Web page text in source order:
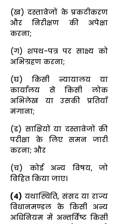
(ख) दस्तावेजों के प्रकटीकरण
और निरीक्षण की अपेक्षा
करना;
(ग) शपथ-पत्र पर साक्ष्य को
अभिग्रहण करना;
(घ) किसी न्यायालय या
कार्यालय से किसी लोक
अभिलेख या उसकी प्रतियाँ
मंगाना;
(ड) साक्षियों या दस्तावेजों की
परीक्षा के लिए समन जारी
करना; और
(च) कोई अन्य विषय, जो
विहित किया जाए।
(4) यथास्थिति, संसद या राज्य
विधानमण्डल के किसी अन्य
अधिनियम में अन्तर्विष्ट किसी